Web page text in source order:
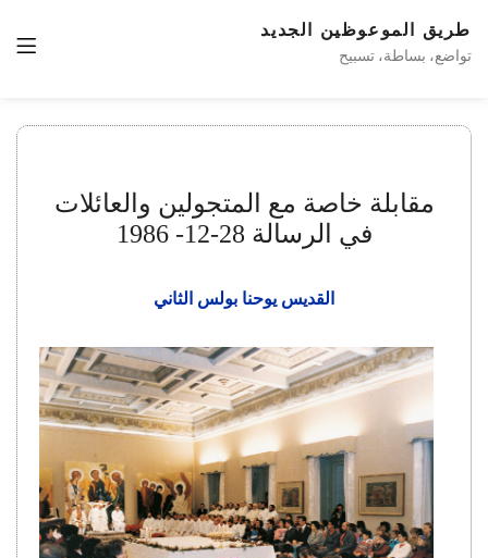
طريق الموعوظين الجديد
تواضع، بساطة، تسبيح
مقابلة خاصة مع المتجولين والعائلات
في الرسالة 28-12- 1986
القديس يوحنا بولس الثاني